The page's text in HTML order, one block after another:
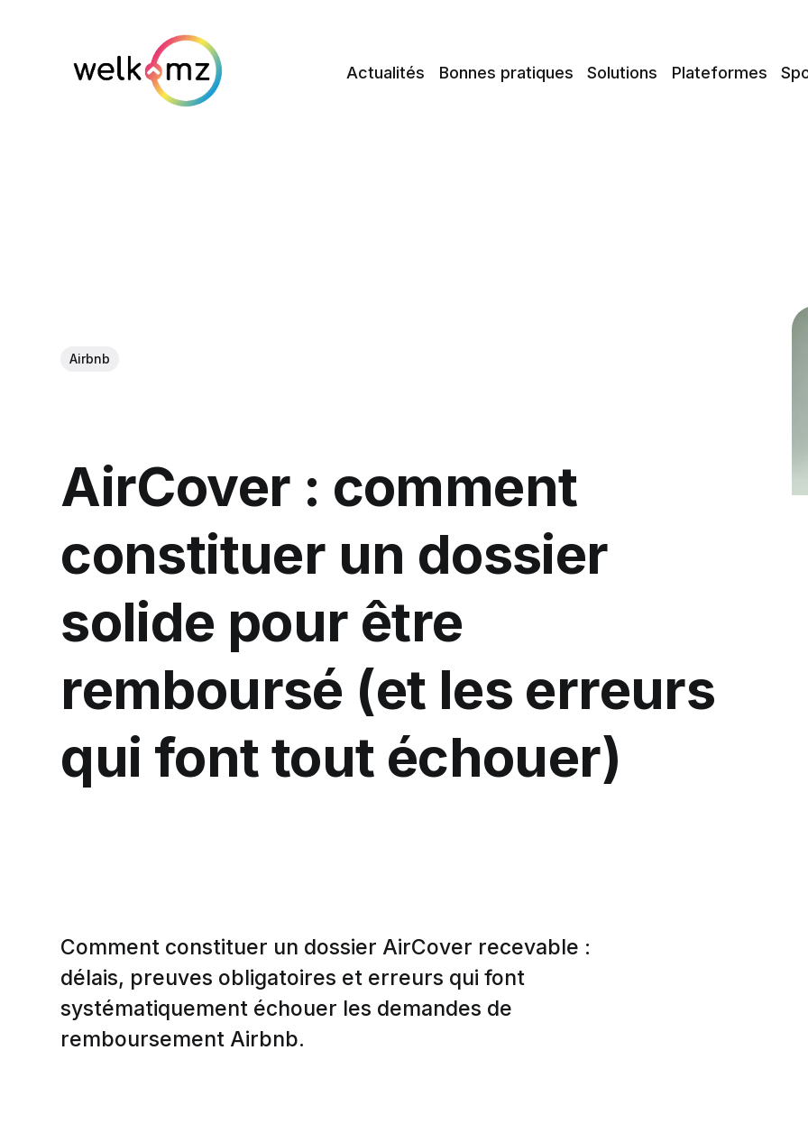
Actualités Bonnes pratiques Solutions Plateformes
Airbnb
AirCover : comment
constituer un dossier
solide pour être
remboursé (et les erreurs
qui font tout échouer)
Comment constituer un dossier AirCover recevable :
délais, preuves obligatoires et erreurs qui font
systématiquement échouer les demandes de
remboursement Airbnb.